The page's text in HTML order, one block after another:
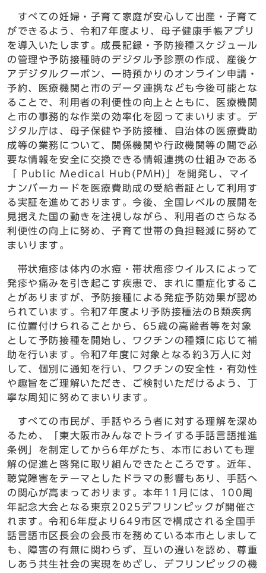
すべての妊婦・子育て家庭が安心して出産・子育て
ができるよう、令和7年度より、母子健康手帳アプリ
を導入いたします。成長記録・予防接種スケジュール
の管理や予防接種時のデジタル予診票の作成、産後ケ
アデジタルクーポン、一時預かりのオンライン申請・
予約、医療機関と市のデータ連携なども今後可能とな
ることで、利用者の利便性の向上とともに、医療機関
と市の事務的な作業の効率化を図ってまいります。デ
ジタル庁は、母子保健や予防接種、自治体の医療費助
成等の業務について、関係機関や行政機関等の間で必
要な情報を安全に交換できる情報連携の仕組みである
「 Public Medical Hub(PMH)」を開発し、マイ
ナンバーカードを医療費助成の受給者証として利用す
る実証を進めております。今後、全国レベルの展開を
見据えた国の動きを注視しながら、利用者のさらなる
利便性の向上に努め、子育て世帯の負担軽減に努めて
まいります。
帯状疱疹は体内の水痘・帯状疱疹ウイルスによって
発疹や痛みを引き起こす疾患で、まれに重症化するこ
とがありますが、予防接種による発症予防効果が認め
られています。令和7年度より予防接種法のB類疾病
に位置付けられることから、65歳の高齢者等を対象
として予防接種を開始し、ワクチンの種類に応じて補
助を行います。令和7年度に対象となる約3万人に対
して、個別に通知を行い、ワクチンの安全性・有効性
や趣旨をご理解いただき、ご検討いただけるよう、丁
寧な周知に努めてまいります。
すべての市民が、手話やろう者に対する理解を深め
るため、「東大阪市みんなでトライする手話言語推進
条例」を制定してから6年がたち、本市においても理
解の促進と啓発に取り組んできたところです。近年、
聴覚障害をテーマとしたドラマの影響もあり、手話へ
の関心が高まっております。本年11月には、100周
年記念大会となる東京2025デフリンピックが開催さ
れます。令和6年度より649市区で構成される全国手
話言語市区長会の会長市を務めている本市としまして
も、障害の有無に関わらず、互いの違いを認め、尊重
しあう共生社会の実現をめざし、デフリンピックの機